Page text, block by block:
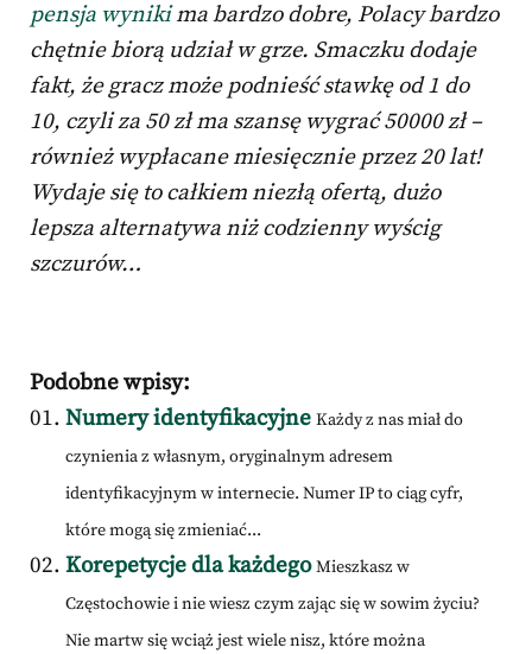
pensja wynikima bardzo dobre, Polacy bardzo
chętnie biorą udział w grze. Smaczku dodaje
fakt, że gracz może podnieść stawkę od 1 do
10, czyli za 50 zł ma szansę wygrać 50000 zł –
również wypłacane miesięcznie przez 20 lat!
Wydaje się to całkiem niezłą ofertą, dużo
lepsza alternatywa niż codzienny wyścig
szczurów…
Podobne wpisy:
Numery identyfikacyjne Każdy z nas miał do
czynienia z własnym, oryginalnym adresem
identyfikacyjnym w internecie. Numer IP to ciąg cyfr,
które mogą się zmieniać...
Korepetycje dla każdego Mieszkasz w
Częstochowie i nie wiesz czym zając się w sowim życiu?
Nie martw się wciąż jest wiele nisz, które można